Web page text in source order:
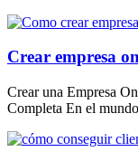
Crear empresa
Crear una Empresa
Completa En el mundo